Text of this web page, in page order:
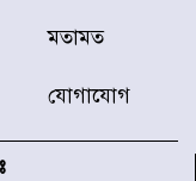
অস্থিরতা তৈরির
: প্রধানমন্ত্রী
বন্ধ
মতামত
যোগাযোগ